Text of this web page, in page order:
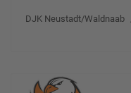
DJK Neustadt/Waldnaab